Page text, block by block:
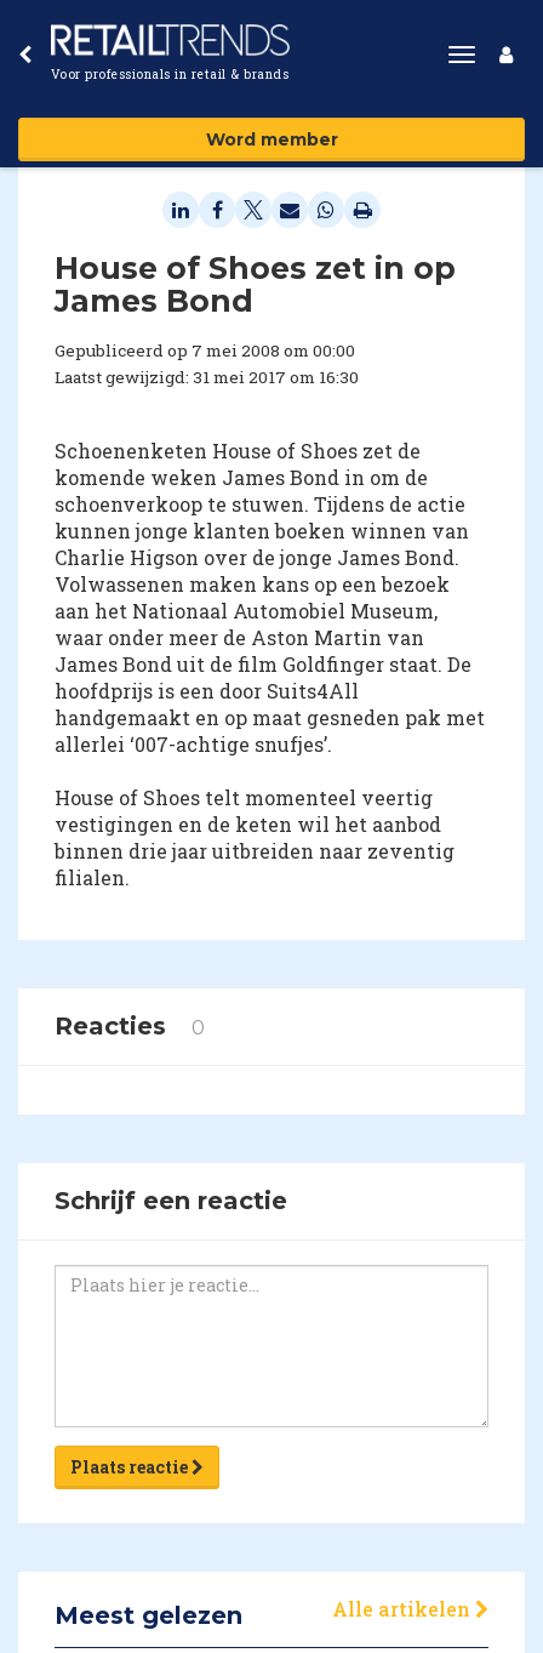
Voor professionals in retail & brands
Toggle
Word member
House of Shoes zet in op
James Bond
Gepubliceerd op 7 mei 2008 om 00:00
Laatst gewijzigd: 31 mei 2017 om 16:30
Schoenenketen House of Shoes zet de
komende weken James Bond in om de
schoenverkoop te stuwen. Tijdens de actie
kunnen jonge klanten boeken winnen van
Charlie Higson over de jonge James Bond.
Volwassenen maken kans op een bezoek
aan het Nationaal Automobiel Museum,
waar onder meer de Aston Martin van
James Bond uit de film Goldfinger staat. De
hoofdprijs is een door Suits4All
handgemaakt en op maat gesneden pak met
allerlei ‘007-achtige snufjes’.
House of Shoes telt momenteel veertig
vestigingen en de keten wil het aanbod
binnen drie jaar uitbreiden naar zeventig
filialen.
Reacties 0
Schrijf een reactie
Plaats reactie
Meest gelezen Alle artikelen